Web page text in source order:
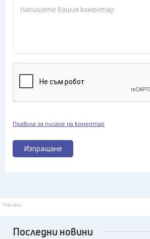
Изпращане
Правила за писане на коментар
Реклама
Последни новини